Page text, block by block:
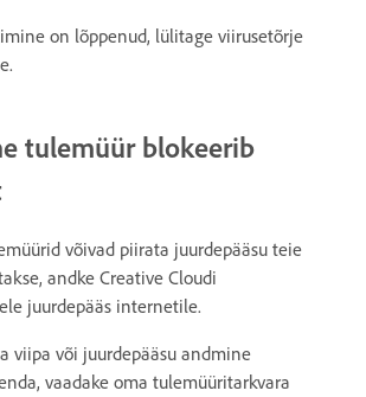
on lõppenud, lülitage viirusetõrje
tulemüür blokeerib
võivad piirata juurdepääsu teie
andke Creative Cloudi
juurdepääs internetile.
viipa või juurdepääsu andmine
vaadake oma tulemüüritarkvara